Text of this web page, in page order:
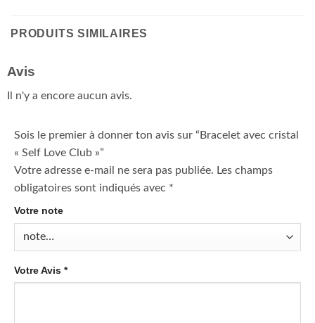
PRODUITS SIMILAIRES
Avis
Il n'y a encore aucun avis.
Sois le premier à donner ton avis sur “Bracelet avec cristal
« Self Love Club »”
Votre adresse e-mail ne sera pas publiée. Les champs
obligatoires sont indiqués avec *
Votre note
Votre Avis *